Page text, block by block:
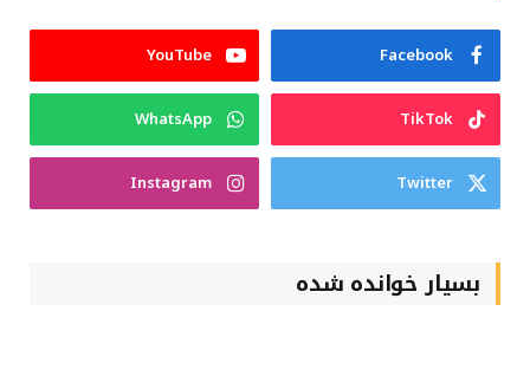
Facebook
YouTube
TikTok
WhatsApp
Twitter
Instagram
بسیار خوانده شده